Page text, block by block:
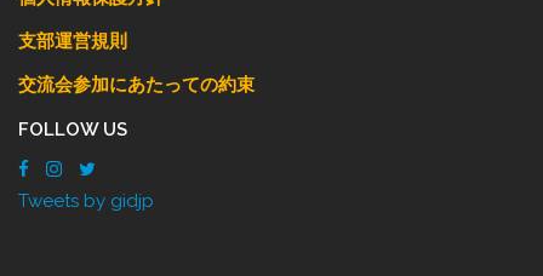
支部運営規則
交流会参加にあたっての約束
FOLLOW US
Tweets by gidjp